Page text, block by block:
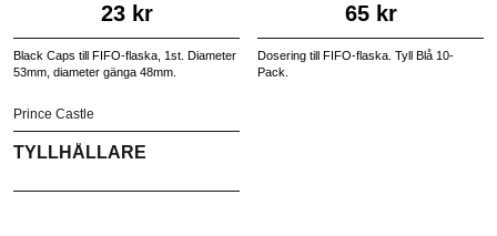
23 kr
Black Caps till FIFO-flaska, 1st. Diameter
53mm, diameter gänga 48mm.
65 kr
Dosering till FIFO-flaska. Tyll Blå 10-
Pack.
Prince Castle
TYLLHÅLLARE